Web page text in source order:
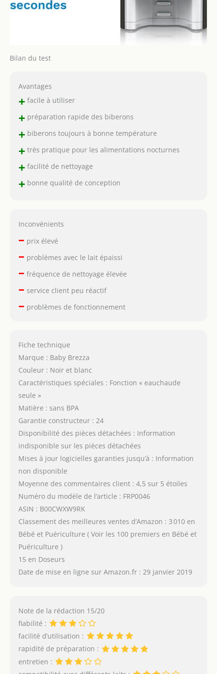
Bilan du test
Avantages
+facile à utiliser
+préparation rapide des biberons
+biberons toujours à bonne température
+très pratique pour les alimentations nocturnes
+facilité de nettoyage
+bonne qualité de conception
Inconvénients
– prix élevé
– problèmes avec le lait épaissi
– fréquence de nettoyage élevée
– service client peu réactif
– problèmes de fonctionnement
Fiche technique
Marque : Baby Brezza
Couleur : Noir et blanc
Caractéristiques spéciales : Fonction « eauchaude
seule »
Matière : sans BPA
Garantie constructeur : 24
Disponibilité des pièces détachées : Information
indisponible sur les pièces détachées
Mises à jour logicielles garanties jusqu’à : Information
non disponible
Moyenne des commentaires client : 4,5 sur 5 étoiles
Numéro du modèle de l’article : FRP0046
ASIN : B00CWXW9RK
Classement des meilleures ventes d’Amazon : 3 010 en
Bébé et Puériculture ( Voir les 100 premiers en Bébé et
Puériculture )
15 en Doseurs
Date de mise en ligne sur Amazon.fr : 29 janvier 2019
Note de la rédaction 15/20
fiabilité :
facilité d’utilisation :
rapidité de préparation :
entretien :